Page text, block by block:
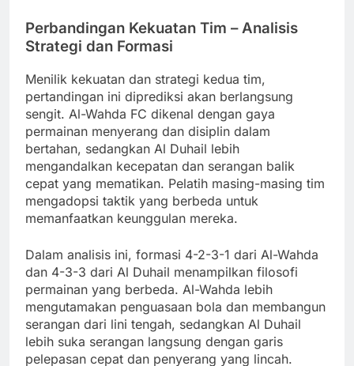
Perbandingan Kekuatan Tim – Analisis
Strategi dan Formasi
Menilik kekuatan dan strategi kedua tim,
pertandingan ini diprediksi akan berlangsung
sengit. Al-Wahda FC dikenal dengan gaya
permainan menyerang dan disiplin dalam
bertahan, sedangkan Al Duhail lebih
mengandalkan kecepatan dan serangan balik
cepat yang mematikan. Pelatih masing-masing tim
mengadopsi taktik yang berbeda untuk
memanfaatkan keunggulan mereka.
Dalam analisis ini, formasi 4-2-3-1 dari Al-Wahda
dan 4-3-3 dari Al Duhail menampilkan filosofi
permainan yang berbeda. Al-Wahda lebih
mengutamakan penguasaan bola dan membangun
serangan dari lini tengah, sedangkan Al Duhail
lebih suka serangan langsung dengan garis
pelepasan cepat dan penyerang yang lincah.